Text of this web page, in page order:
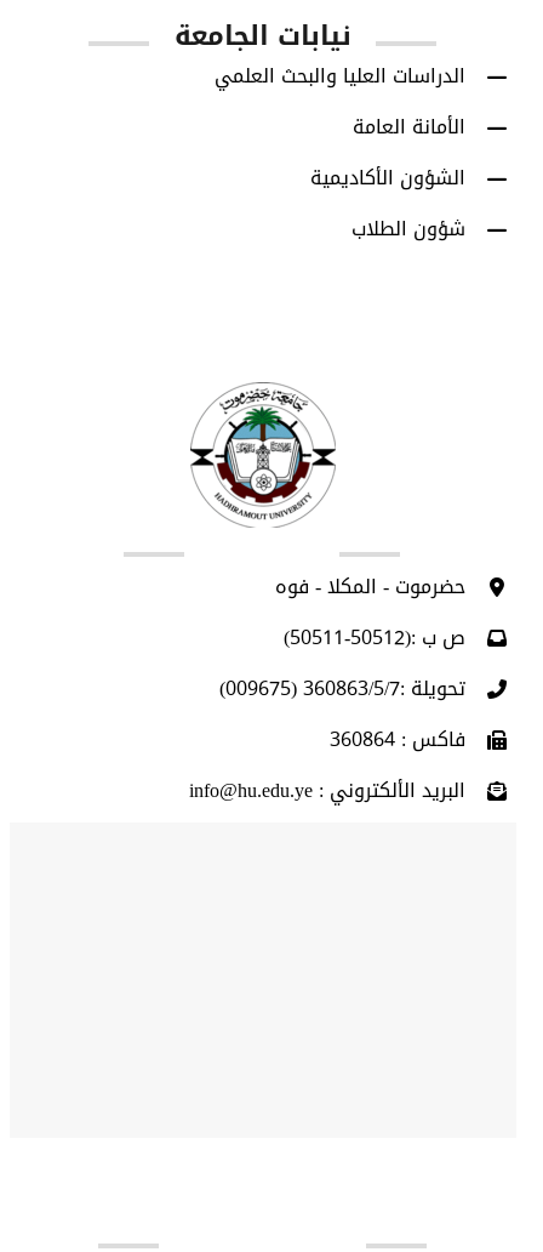
نيابات الجامعة
الدراسات العليا والبحث العلمي
الأمانة العامة
الشؤون الأكاديمية
شؤون الطلاب
حضرموت - المكلا - فوه
ص ب :(50512-50511)
تحويلة :360863/5/7 (009675)
فاكس : 360864
البريد الألكتروني : info@hu.edu.ye